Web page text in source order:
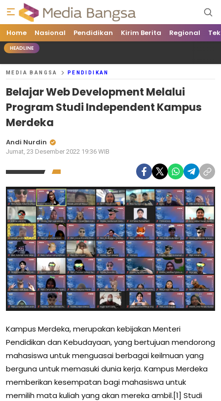
Media Bangsa
Portal Berita Nasional Terpercaya
Home Nasional Pendidikan Kirim Berita Regional
HEADLINE
MEDIA BANGSA PENDIDIKAN
Belajar Web Development Melalui
Program Studi Independent Kampus
Merdeka
Andi Nurdin
Jumat, 23 Desember 2022 19:36 WIB
Kampus Merdeka, merupakan kebijakan Menteri
Pendidikan dan Kebudayaan, yang bertujuan mendorong
mahasiswa untuk menguasai berbagai keilmuan yang
berguna untuk memasuki dunia kerja. Kampus Merdeka
memberikan kesempatan bagi mahasiswa untuk
memilih mata kuliah yang akan mereka ambil.[1] Studi